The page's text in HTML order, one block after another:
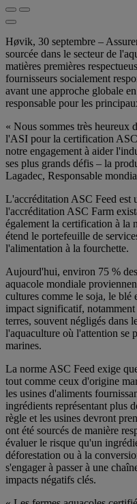
Høvik, 30 septembre –
sourcée dans le secteur de
matières premières
fournisseurs socialement
avant une approche globale
responsable pour les
« Nous sommes très heureux
l'ASI pour la certification
notre engagement à aider
ses plus grands défis – la
Lagadec, Responsable
L'accréditation ASC Feed est
l'accréditation ASC Farm
également la certification à la
étend le portefeuille de
l'alimentation à la fourchette.
Aujourd'hui, environ 75 %
aquacole mondiale
cultures comme le soja, le
impact significatif,
terres, souvent négligés dans
l'aquaculture où l'attention se
marines.
La norme ASC Feed exige
tout comme ceux d'origine
les usines d'aliments
ingrédients représentant plus
règle et les usines devront
ont été sourcés de manière
évaluer le risque qu'un
déforestation ou à la
s'engager à passer à une
impacts négatifs clés.